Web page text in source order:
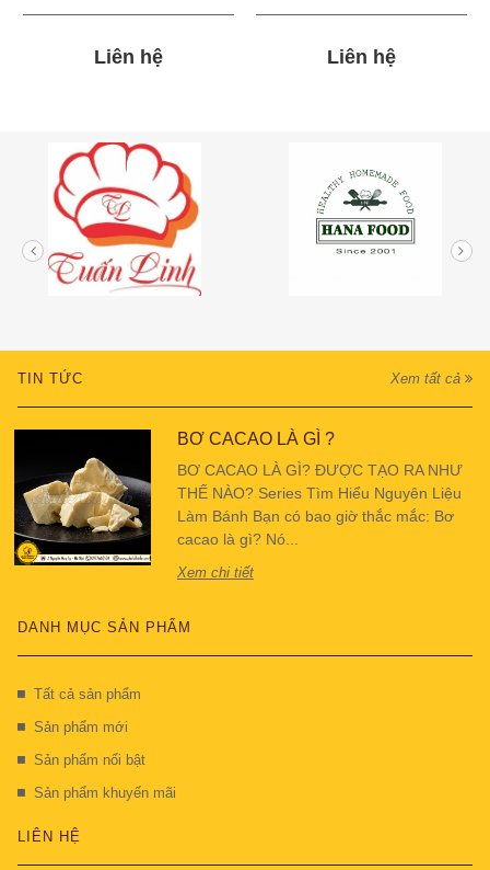
Liên hệ Liên hệ
TIN TỨC Xem tất cả
BƠ CACAO LÀ GÌ ?
BƠ CACAO LÀ GÌ? ĐƯỢC TẠO RA NHƯ
THẾ NÀO? Series Tìm Hiểu Nguyên Liệu
Làm Bánh Bạn có bao giờ thắc mắc: Bơ
cacao là gì? Nó...
Xem chi tiết
DANH MỤC SẢN PHẨM
Tất cả sản phẩm
Sản phẩm mới
Sản phẩm nổi bật
Sản phẩm khuyến mãi
LIÊN HỆ